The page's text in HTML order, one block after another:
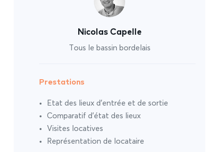
Nicolas Capelle
Tous le bassin bordelais
Prestations
Etat des lieux d’entrée et de sortie
Comparatif d’état des lieux
Visites locatives
Représentation de locataire